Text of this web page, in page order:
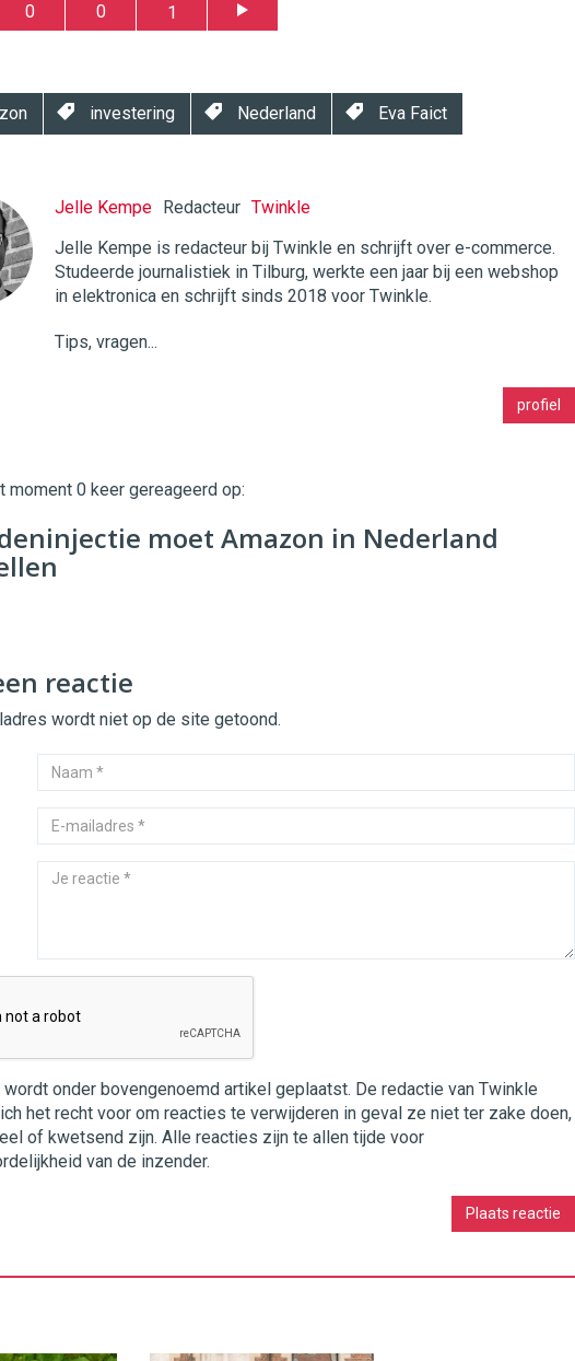
0 0 1
investering Nederland Eva Faict
Jelle Kempe Redacteur Twinkle
Jelle Kempe is redacteur bij Twinkle en schrijft over e-commerce.
Studeerde journalistiek in Tilburg, werkte een jaar bij een webshop
in elektronica en schrijft sinds 2018 voor Twinkle.
Tips, vragen...
profiel
https://twinklemagazine.nl
moment 0 keer gereageerd op:
moet Amazon in Nederland
reactie
wordt niet op de site getoond.
onder bovengenoemd artikel geplaatst. De redactie van Twinkle
het recht voor om reacties te verwijderen in geval ze niet ter zake doen,
of kwetsend zijn. Alle reacties zijn te allen tijde voor
van de inzender.